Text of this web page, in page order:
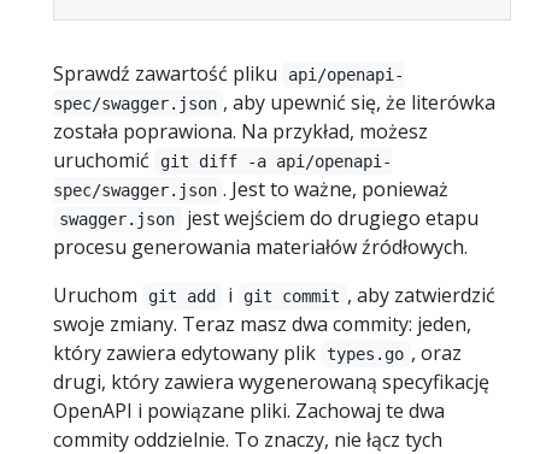
Sprawdź zawartość pliku
api/openapi-
spec/swagger.json , aby upewnić się, że literówka
została poprawiona. Na przykład, możesz
uruchomić
git diff -a api/openapi-
spec/swagger.json . Jest to ważne, ponieważ
swagger.json
jest wejściem do drugiego etapu
procesu generowania materiałów źródłowych.
Uruchom
git add i git commit , aby zatwierdzić
swoje zmiany. Teraz masz dwa commity: jeden,
który zawiera edytowany plik types.go , oraz
drugi, który zawiera wygenerowaną specyfikację
OpenAPI i powiązane pliki. Zachowaj te dwa
commity oddzielnie. To znaczy, nie łącz tych